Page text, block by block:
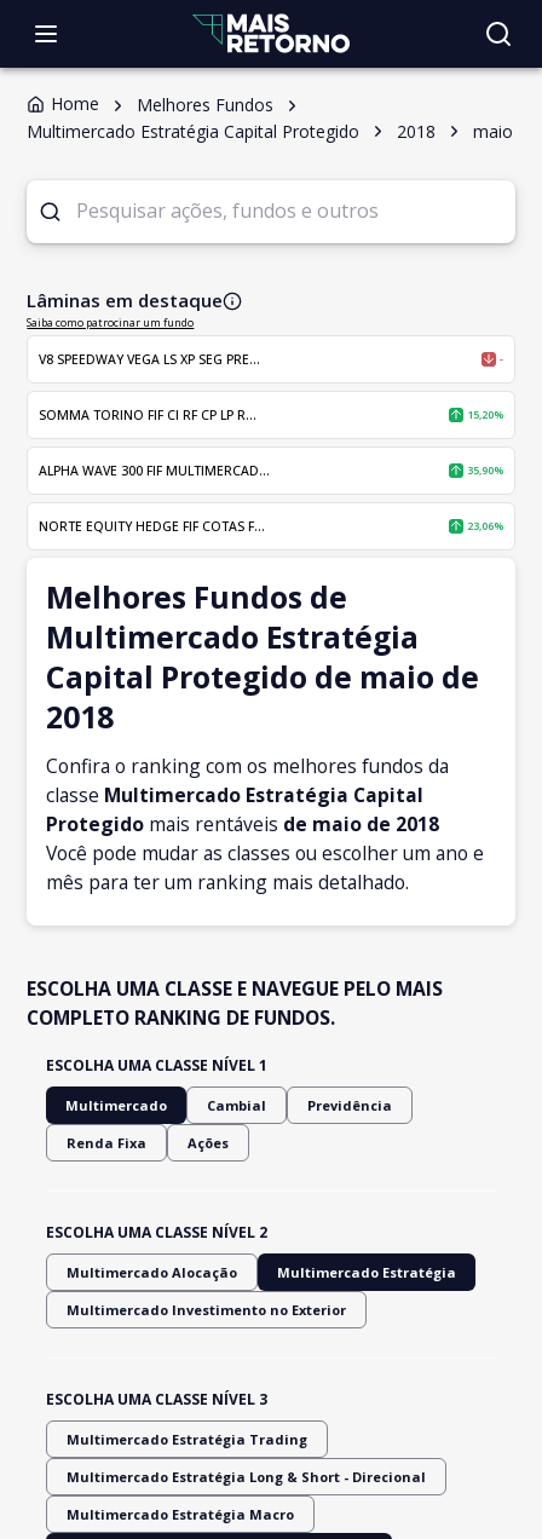
Home
Melhores Fundos
Multimercado Estratégia Capital Protegido
2018 maio
Lâminas em destaque
Saiba como patrocinar um fundo
V8 SPEEDWAY VEGA LS XP SEG PRE... -
SOMMA TORINO FIF CI RF CP LP R... 15,20%
ALPHA WAVE 300 FIF MULTIMERCAD... 35,90%
NORTE EQUITY HEDGE FIF COTAS F... 23,06%
Melhores Fundos de
Multimercado Estratégia
Capital Protegido de maio de
2018
Confira o ranking com os melhores fundos da
classe Multimercado Estratégia Capital
Protegido mais rentáveis de maio de 2018
Você pode mudar as classes ou escolher um ano e
mês para ter um ranking mais detalhado.
ESCOLHA UMA CLASSE E NAVEGUE PELO MAIS
COMPLETO RANKING DE FUNDOS.
ESCOLHA UMA CLASSE NÍVEL 1
Multimercado Cambial Previdência
Renda Fixa Ações
ESCOLHA UMA CLASSE NÍVEL 2
Multimercado Alocação Multimercado Estratégia
Multimercado Investimento no Exterior
ESCOLHA UMA CLASSE NÍVEL 3
Multimercado Estratégia Trading
Multimercado Estratégia Long & Short - Direcional
Multimercado Estratégia Macro